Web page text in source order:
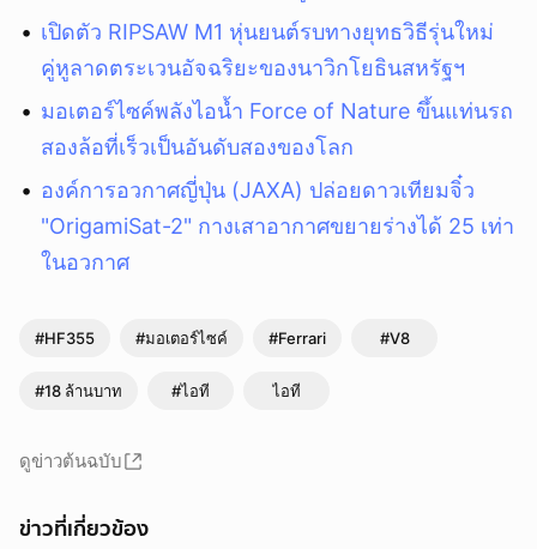
เปิดตัว RIPSAW M1 หุ่นยนต์รบทางยุทธวิธีรุ่นใหม่
คู่หูลาดตระเวนอัจฉริยะของนาวิกโยธินสหรัฐฯ
มอเตอร์ไซค์พลังไอน้ำ Force of Nature ขึ้นแท่นรถ
สองล้อที่เร็วเป็นอันดับสองของโลก
องค์การอวกาศญี่ปุ่น (JAXA) ปล่อยดาวเทียมจิ๋ว
"OrigamiSat-2" กางเสาอากาศขยายร่างได้ 25 เท่า
ในอวกาศ
#HF355 #มอเตอร์ไซค์ #Ferrari #V8
#18 ล้านบาท #ไอที ไอที
ดูข่าวต้นฉบับ
ข่าวที่เกี่ยวข้อง